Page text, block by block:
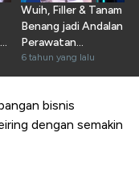
Wuih, Filler & Tanam
Benang jadi Andalan
Perawatan
Dermaster
6 tahun yang lalu
bisnis
dengan semakin